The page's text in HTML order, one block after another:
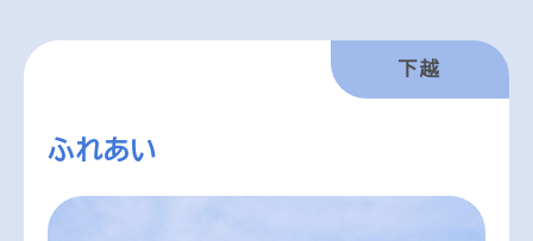
ふれあい
下越